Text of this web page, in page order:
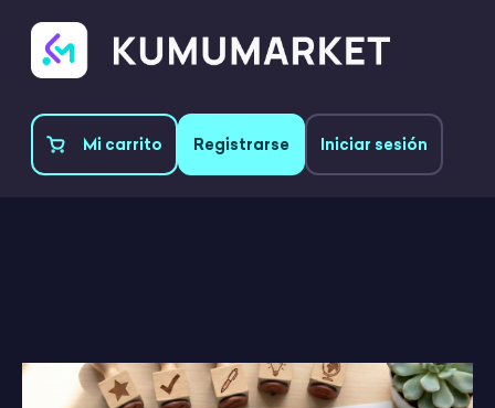
Mi carrito Registrarse Iniciar sesión